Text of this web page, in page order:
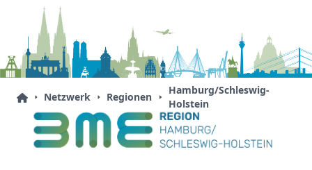
Netzwerk Regionen
Hamburg/Schleswig-
Holstein